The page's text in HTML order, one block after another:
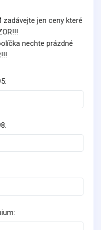
zadávejte jen ceny které
nechte prázdné